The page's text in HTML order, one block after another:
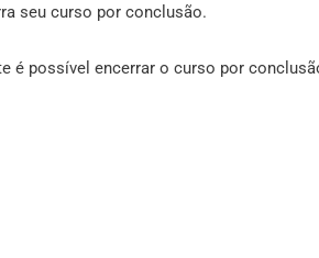
seu curso por conclusão.
é possível encerrar o curso por